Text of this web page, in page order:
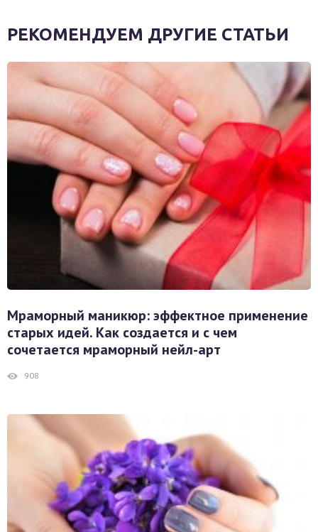
РЕКОМЕНДУЕМ ДРУГИЕ СТАТЬИ
Мраморный маникюр: эффектное применение
старых идей. Как создается и с чем
сочетается мраморный нейл-арт
908